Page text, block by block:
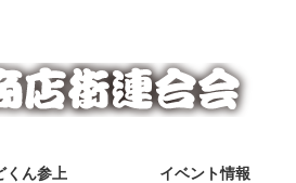
くん参上 イベント情報